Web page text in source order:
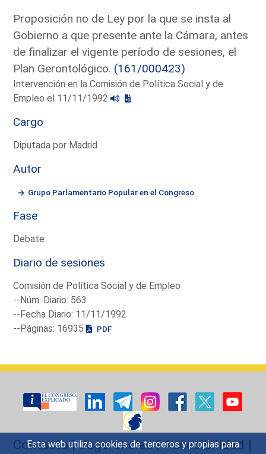
Esta web utiliza cookies de terceros y propias para
Proposición no de Ley por la que se insta al
Gobierno a que presente ante la Cámara, antes
de finalizar el vigente período de sesiones, el
Plan Gerontológico. (161/000423)
Intervención en la Comisión de Política Social y de
Empleo el 11/11/1992
Cargo
Diputada por Madrid
Autor
Grupo Parlamentario Popular en el Congreso
Fase
Debate
Diario de sesiones
Comisión de Política Social y de Empleo
--Núm. Diario: 563
--Fecha Diario: 11/11/1992
--Páginas: 16935
PDF
Contacto|Sugerencias|Accesibilidad |